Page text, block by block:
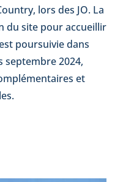
lors des JO. La
du site pour accueillir
poursuivie dans
septembre 2024,
et